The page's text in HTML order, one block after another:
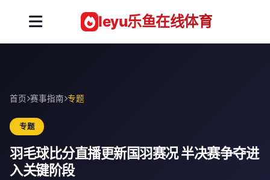
leyu乐鱼在线体育
首页 赛事指南 专题
专题
羽毛球比分直播更新国羽赛况 半决赛争夺进
入关键阶段